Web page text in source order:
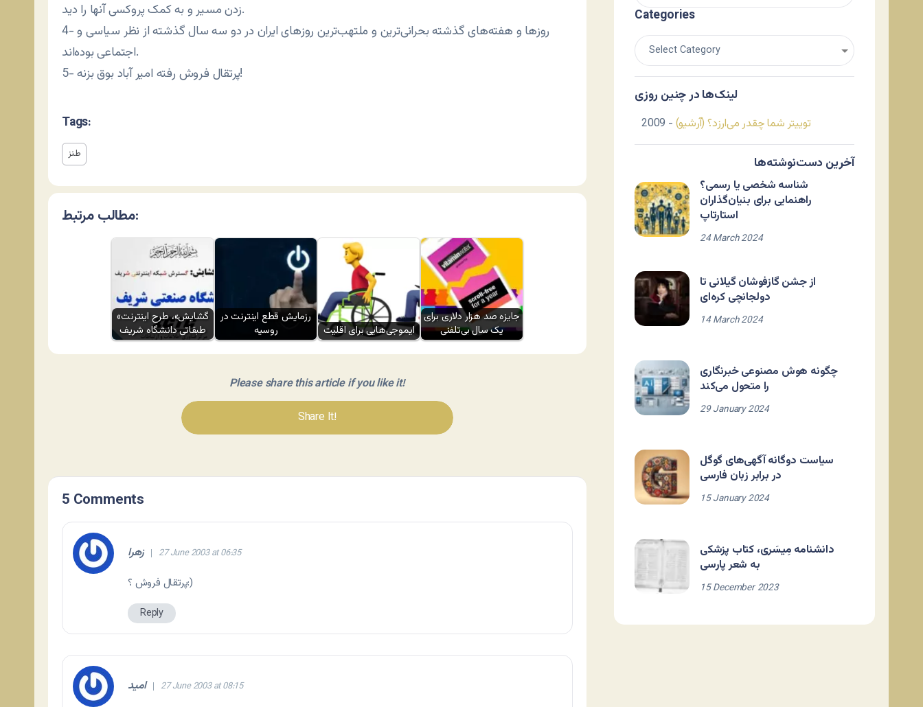
زدن مسیر و به کمک پروکسی آنها را دید.
4- روزها و هفته‌های گذشته بحرانی‌ترین و ملتهب‌ترین روزهای ایران در دو سه سال گذشته از نظر سیاسی و
اجتماعی بوده‌اند.
5- پرتقال فروش رفته امیر آباد بوق بزنه!
Tags:
طنز
مطالب مرتبط:
«گشایش»، طرح اینترنت
طبقاتی دانشگاه شریف
رزمایش قطع اینترنت در
روسیه
ایموجی‌هایی برای اقلیت
جایزه صد هزار دلاری برای
یک سال بی‌تلفنی
Please share this article if you like it!
Share It!
5 Comments
زهرا 27 June 2003 at 06:35
پرتقال فروش ؟:)
Reply
اميد 27 June 2003 at 08:15
Categories
لینک‌ها در چنین روزی
توییتر شما چقدر می‌ارزد؟ (آرشیو) - 2009
آخرین دست‌نوشته‌ها
شناسه شخصی یا رسمی؟
راهنمایی برای بنیان‌گذاران
استارتاپ
24 March 2024
از جشن گازفوشان گیلانی تا
دولجانچی کره‌ای
14 March 2024
چگونه هوش مصنوعی خبرنگاری
را متحول می‌کند
29 January 2024
سیاست دوگانه آگهی‌های گوگل
در برابر زبان فارسی
15 January 2024
دانشنامه مِیسَری، کتاب پزشکی
به شعر پارسی
15 December 2023